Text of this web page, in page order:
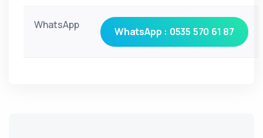
WhatsApp
WhatsApp : 0535 570 61 87